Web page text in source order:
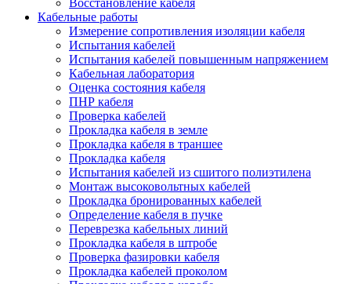
Восстановление кабеля
Кабельные работы
Измерение сопротивления изоляции кабеля
Испытания кабелей
Испытания кабелей повышенным напряжением
Кабельная лаборатория
Оценка состояния кабеля
ПНР кабеля
Проверка кабелей
Прокладка кабеля в земле
Прокладка кабеля в траншее
Прокладка кабеля
Испытания кабелей из сшитого полиэтилена
Монтаж высоковольтных кабелей
Прокладка бронированных кабелей
Определение кабеля в пучке
Переврезка кабельных линий
Прокладка кабеля в штробе
Проверка фазировки кабеля
Прокладка кабелей проколом